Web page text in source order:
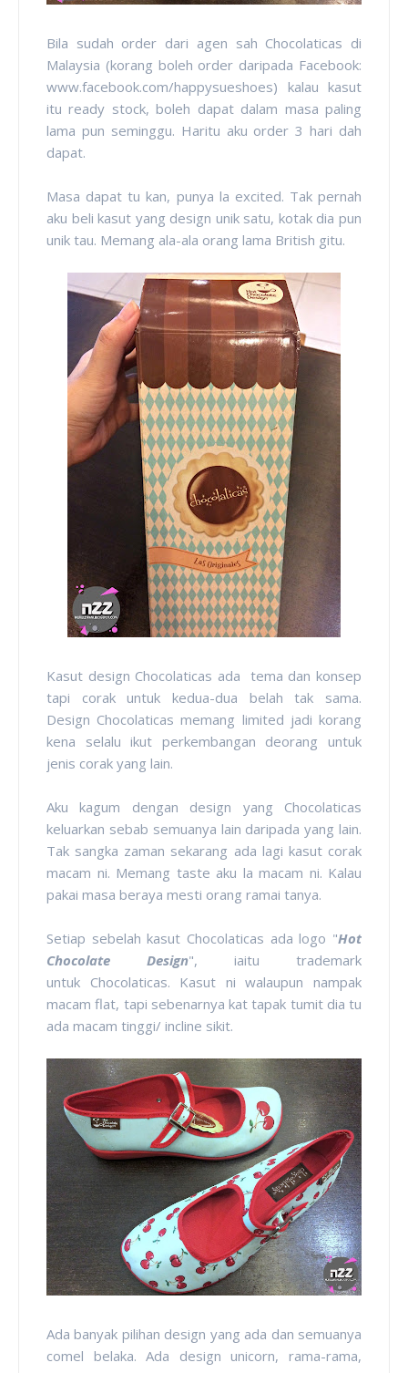
Bila sudah order dari agen sah Chocolaticas di
Malaysia (korang boleh order daripada Facebook:
www.facebook.com/happysueshoes) kalau kasut
itu ready stock, boleh dapat dalam masa paling
lama pun seminggu. Haritu aku order 3 hari dah
dapat.
Masa dapat tu kan, punya la excited. Tak pernah
aku beli kasut yang design unik satu, kotak dia pun
unik tau. Memang ala-ala orang lama British gitu.
Kasut design Chocolaticas ada tema dan konsep
tapi corak untuk kedua-dua belah tak sama.
Design Chocolaticas memang limited jadi korang
kena selalu ikut perkembangan deorang untuk
jenis corak yang lain.
Aku kagum dengan design yang Chocolaticas
keluarkan sebab semuanya lain daripada yang lain.
Tak sangka zaman sekarang ada lagi kasut corak
macam ni. Memang taste aku la macam ni. Kalau
pakai masa beraya mesti orang ramai tanya.
Setiap sebelah kasut Chocolaticas ada logo "Hot
Chocolate Design", iaitu trademark
untuk Chocolaticas. Kasut ni walaupun nampak
macam flat, tapi sebenarnya kat tapak tumit dia tu
ada macam tinggi/ incline sikit.
Ada banyak pilihan design yang ada dan semuanya
comel belaka. Ada design unicorn, rama-rama,